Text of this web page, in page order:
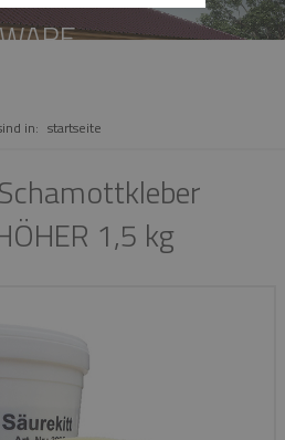
WARE
in: startseite
1,5 kg